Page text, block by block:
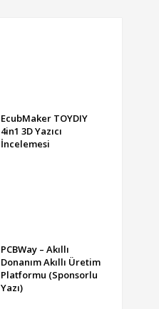
EcubMaker TOYDIY
4in1 3D Yazıcı
İncelemesi
PCBWay – Akıllı
Donanım Akıllı Üretim
Platformu (Sponsorlu
Yazı)